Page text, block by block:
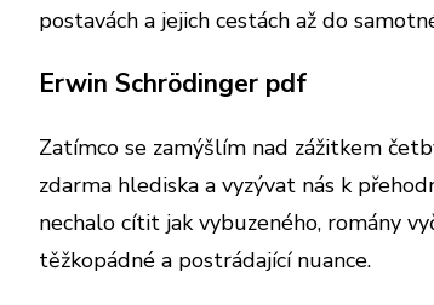
postavách a jejich cestách až do
Erwin Schrödinger pdf
Zatímco se zamýšlím nad zážitkem
zdarma hlediska a vyzývat nás k
nechalo cítit jak vybuzeného, romány
těžkopádné a postrádající nuance.